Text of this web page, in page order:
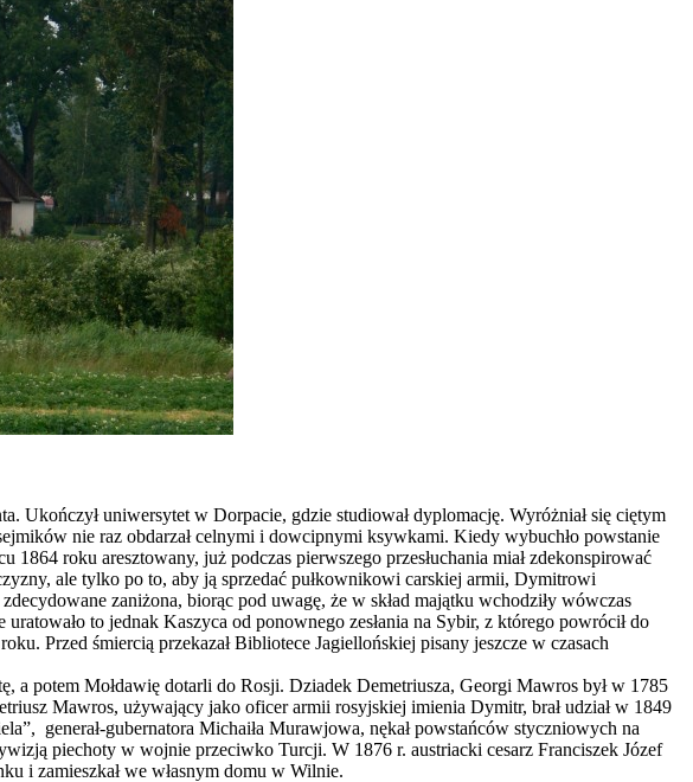
Ukończył uniwersytet w Dorpacie, gdzie studiował dyplomację. Wyróżniał się ciętym
nie raz obdarzał celnymi i dowcipnymi ksywkami. Kiedy wybuchło powstanie
roku aresztowany, już podczas pierwszego przesłuchania miał zdekonspirować
ale tylko po to, aby ją sprzedać pułkownikowi carskiej armii, Dymitrowi
zaniżona, biorąc pod uwagę, że w skład majątku wchodziły wówczas
to jednak Kaszyca od ponownego zesłania na Sybir, z którego powrócił do
Przed śmiercią przekazał Bibliotece Jagiellońskiej pisany jeszcze w czasach
a potem Mołdawię dotarli do Rosji. Dziadek Demetriusza, Georgi Mawros był w 1785
Mawros, używający jako oficer armii rosyjskiej imienia Dymitr, brał udział w 1849
generał-gubernatora Michaiła Murawjowa, nękał powstańców styczniowych na
piechoty w wojnie przeciwko Turcji. W 1876 r. austriacki cesarz Franciszek Józef
i zamieszkał we własnym domu w Wilnie.